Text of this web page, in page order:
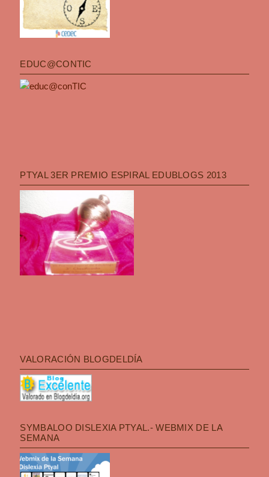
EDUC@CONTIC
PTYAL 3ER PREMIO ESPIRAL EDUBLOGS 2013
VALORACIÓN BLOGDELDÍA
SYMBALOO DISLEXIA PTYAL.- WEBMIX DE LA
SEMANA